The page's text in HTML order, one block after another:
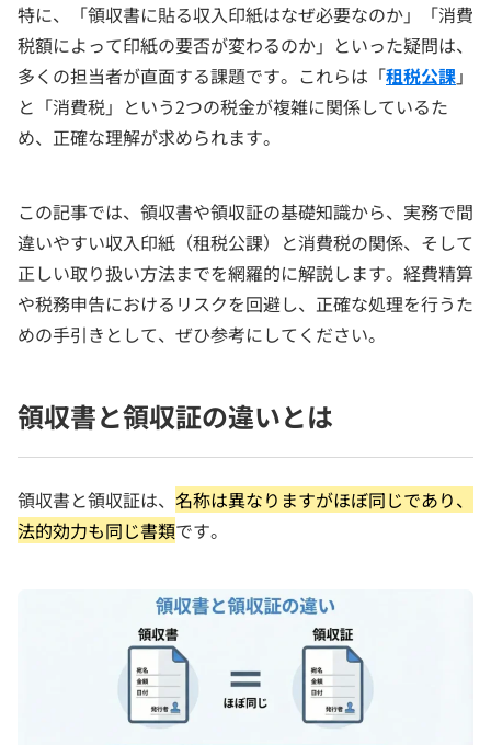
特に、「領収書に貼る収入印紙はなぜ必要なのか」「消費
税額によって印紙の要否が変わるのか」といった疑問は、
多くの担当者が直面する課題です。これらは「租税公課」
と「消費税」という2つの税金が複雑に関係しているた
め、正確な理解が求められます。
この記事では、領収書や領収証の基礎知識から、実務で間
違いやすい収入印紙（租税公課）と消費税の関係、そして
正しい取り扱い方法までを網羅的に解説します。経費精算
や税務申告におけるリスクを回避し、正確な処理を行うた
めの手引きとして、ぜひ参考にしてください。
領収書と領収証の違いとは
領収書と領収証は、 名称は異なりますがほぼ同じであり、
法的効力も同じ書類です。